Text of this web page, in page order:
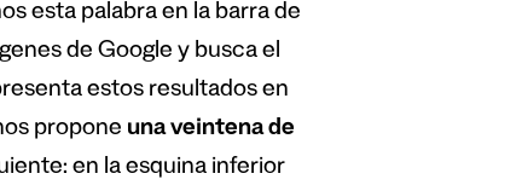
esta palabra en la barra de
de Google y busca el
estos resultados en
propone una veintena de
en la esquina inferior